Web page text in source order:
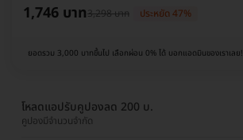
1,746 บาท3,298 บาท ประหยัด 47%
ยอดรวม 3,000 บาทขึ้นไป เลือกผ่อน 0% ได้ บอกแอดมินของเราเลย!
โหลดแอปรับคูปองลด 200 บ.
คูปองมีจำนวนจำกัด